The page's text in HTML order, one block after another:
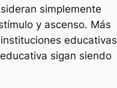
simplemente
y ascenso. Más
educativas
sigan siendo